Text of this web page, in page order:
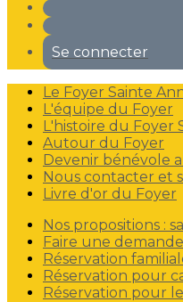
Se connecter
Le Foyer Sainte
L'équipe du Foyer
L'histoire du Foyer
Autour du Foyer
Devenir bénévole
Nous contacter et
Livre d'or du Foyer
Nos propositions :
Faire une
Réservation
Réservation pour
Réservation pour